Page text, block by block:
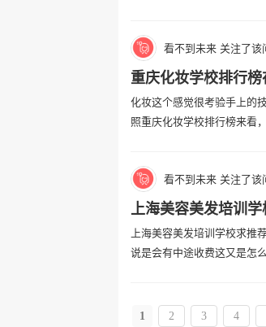
看不到未来 关注了该
重庆化妆学校排行
化妆这个感觉很考验手上的
照重庆化妆学校排行榜来看
看不到未来 关注了该
上海美容美发培训
上海美容美发培训学校求推
说是会有中途收费这又是怎
1 2 3 4